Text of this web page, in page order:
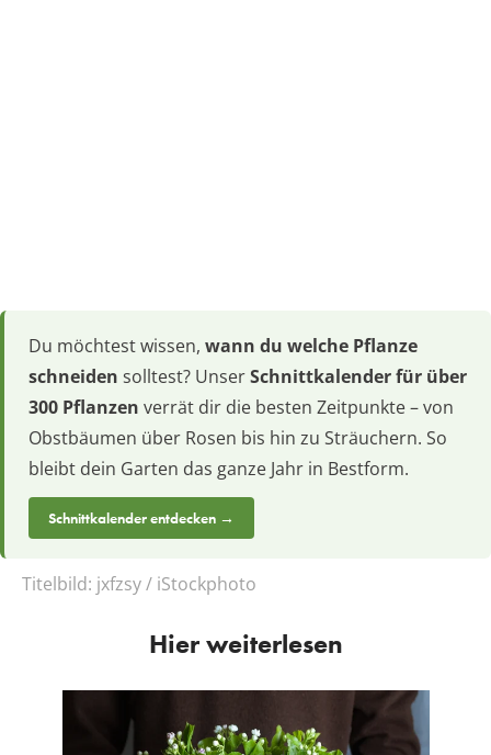
Du möchtest wissen, wann du welche Pflanze
schneiden solltest? UnserSchnittkalender für über
300 Pflanzen verrät dir die besten Zeitpunkte – von
Obstbäumen über Rosen bis hin zu Sträuchern. So
bleibt dein Garten das ganze Jahr in Bestform.
Schnittkalender entdecken →
Titelbild: jxfzsy / iStockphoto
Hier weiterlesen